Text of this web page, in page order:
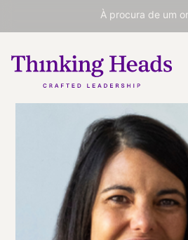
À procura de um
CEO
em